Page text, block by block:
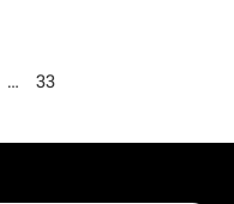
… 33